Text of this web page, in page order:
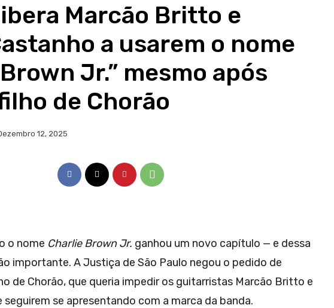
Marcão Britto e
a usarem o nome
Jr.” mesmo após
de Chorão
12, 2025
o nome Charlie Brown Jr. ganhou um novo capítulo — e dessa
importante. A Justiça de São Paulo negou o pedido de
de Chorão, que queria impedir os guitarristas Marcão Britto e
seguirem se apresentando com a marca da banda.